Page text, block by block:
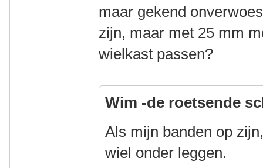
maar gekend
zijn, maar met 25 mm
wielkast passen?
Wim -de roetsende
Als mijn banden op
wiel onder leggen.